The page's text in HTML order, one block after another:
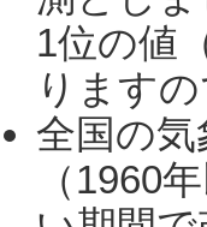
1位の値
ります
全国の
（1960